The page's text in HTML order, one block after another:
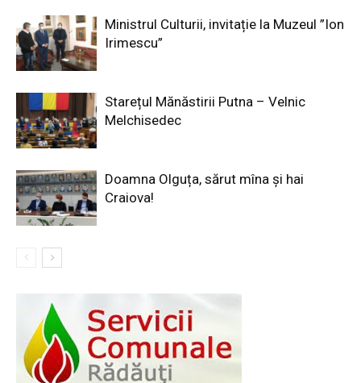
Ministrul Culturii, invitație la Muzeul ”Ion
Irimescu”
Starețul Mănăstirii Putna – Velnic
Melchisedec
Doamna Olguța, sărut mîna și hai
Craiova!